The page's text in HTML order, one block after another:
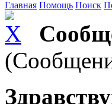
Главная Помощь Поиск